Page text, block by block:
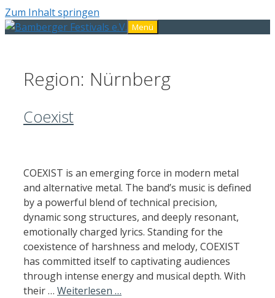
Zum Inhalt springen
Menü
Region: Nürnberg
Coexist
COEXIST is an emerging force in modern metal
and alternative metal. The band’s music is defined
by a powerful blend of technical precision,
dynamic song structures, and deeply resonant,
emotionally charged lyrics. Standing for the
coexistence of harshness and melody, COEXIST
has committed itself to captivating audiences
through intense energy and musical depth. With
their … Weiterlesen …